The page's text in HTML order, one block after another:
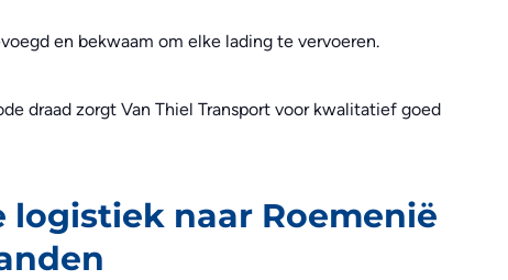
en bekwaam om elke lading te vervoeren.
draad zorgt Van Thiel Transport voor kwalitatief goed
logistiek naar Roemenië